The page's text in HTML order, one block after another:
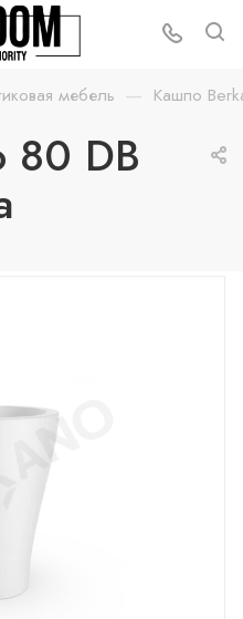
мебель — Кашпо
80 DB